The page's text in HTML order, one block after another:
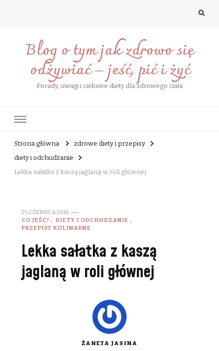
Blog o tym jak zdrowo się
odżywiać – jeść, pić i żyć
Porady, uwagi i ciekawe diety dla zdrowego ciała
Strona główna
zdrowe diety i przepisy
diety i odchudzanie
Lekka sałatka z kaszą jaglaną w roli głównej
25 CZERWCA 2016
CO JEŚĆ?
DIETY I ODCHUDZANIE
PRZEPISY KULINARNE
Lekka sałatka z kaszą
jaglaną w roli głównej
ŻANETA JASINA